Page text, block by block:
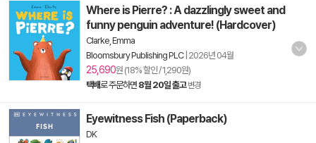
Where is Pierre? : A dazzlingly sweet and
funny penguin adventure! (Hardcover)
Clarke, Emma
Bloomsbury Publishing PLC| 2026년 04월
25,690원 (18% 할인 / 1,290원)
택배로 주문하면 8월 20일 출고 변경
Eyewitness Fish (Paperback)
DK